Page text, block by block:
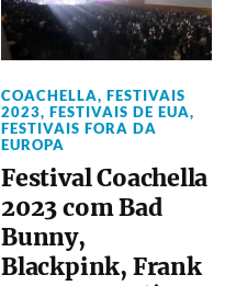
COACHELLA,FESTIVAIS
2023,FESTIVAIS DE EUA,
FESTIVAIS FORA DA
EUROPA
Festival Coachella
2023 com Bad
Bunny,
Blackpink, Frank